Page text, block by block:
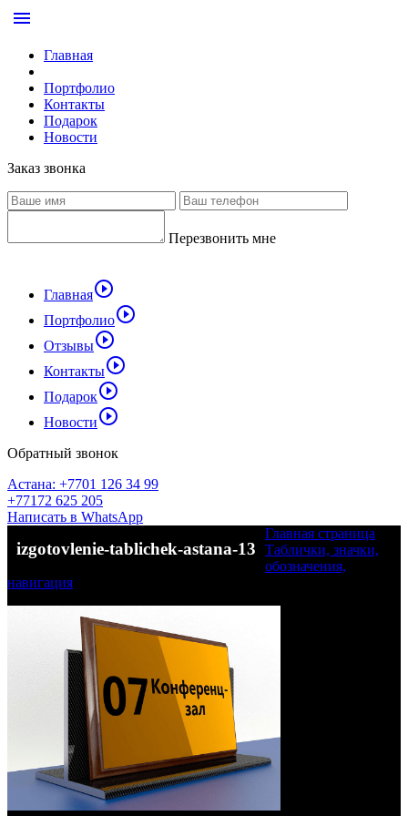
menu
Главная
Портфолио
Контакты
Подарок
Новости
Заказ звонка
Перезвонить мне
Главнаяplay_circle_outline
Портфолиоplay_circle_outline
Отзывыplay_circle_outline
Контактыplay_circle_outline
Подарокplay_circle_outline
Новостиplay_circle_outline
Обратный звонок
Астана: +7701 126 34 99
+77172 625 205
Написать в WhatsApp
izgotovlenie-tablichek-astana-13
Главная страница
Таблички, значки,
обозначения,
навигация